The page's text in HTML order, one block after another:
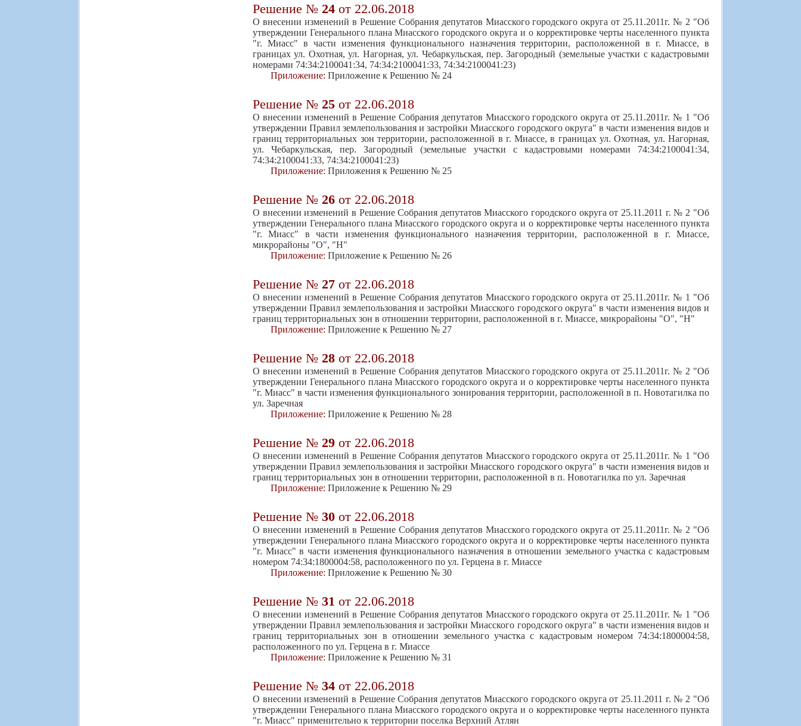
Решение № 24 от 22.06.2018
О внесении изменений в Решение Собрания депутатов Миасского городского округа от 25.11.2011г. № 2 "Об
утверждении Генерального плана Миасского городского округа и о корректировке черты населенного пункта
"г. Миасс" в части изменения функционального назначения территории, расположенной в г. Миассе, в
границах ул. Охотная, ул. Нагорная, ул. Чебаркульская, пер. Загородный (земельные участки с кадастровыми
номерами 74:34:2100041:34, 74:34:2100041:33, 74:34:2100041:23)
Приложение: Приложение к Решению № 24
Решение № 25 от 22.06.2018
О внесении изменений в Решение Собрания депутатов Миасского городского округа от 25.11.2011г. № 1 "Об
утверждении Правил землепользования и застройки Миасского городского округа" в части изменения видов и
границ территориальных зон территории, расположенной в г. Миассе, в границах ул. Охотная, ул. Нагорная,
ул. Чебаркульская, пер. Загородный (земельные участки с кадастровыми номерами 74:34:2100041:34,
74:34:2100041:33, 74:34:2100041:23)
Приложение: Приложения к Решению № 25
Решение № 26 от 22.06.2018
О внесении изменений в Решение Собрания депутатов Миасского городского округа от 25.11.2011 г. № 2 "Об
утверждении Генерального плана Миасского городского округа и о корректировке черты населенного пункта
"г. Миасс" в части изменения функционального назначения территории, расположенной в г. Миассе,
микрорайоны "О", "Н"
Приложение: Приложение к Решению № 26
Решение № 27 от 22.06.2018
О внесении изменений в Решение Собрания депутатов Миасского городского округа от 25.11.2011г. № 1 "Об
утверждении Правил землепользования и застройки Миасского городского округа" в части изменения видов и
границ территориальных зон в отношении территории, расположенной в г. Миассе, микрорайоны "О", "Н"
Приложение: Приложение к Решению № 27
Решение № 28 от 22.06.2018
О внесении изменений в Решение Собрания депутатов Миасского городского округа от 25.11.2011г. № 2 "Об
утверждении Генерального плана Миасского городского округа и о корректировке черты населенного пункта
"г. Миасс" в части изменения функционального зонирования территории, расположенной в п. Новотагилка по
ул. Заречная
Приложение: Приложение к Решению № 28
Решение № 29 от 22.06.2018
О внесении изменений в Решение Собрания депутатов Миасского городского округа от 25.11.2011г. № 1 "Об
утверждении Правил землепользования и застройки Миасского городского округа" в части изменения видов и
границ территориальных зон в отношении территории, расположенной в п. Новотагилка по ул. Заречная
Приложение: Приложение к Решению № 29
Решение № 30 от 22.06.2018
О внесении изменений в Решение Собрания депутатов Миасского городского округа от 25.11.2011г. № 2 "Об
утверждении Генерального плана Миасского городского округа и о корректировке черты населенного пункта
"г. Миасс" в части изменения функционального назначения в отношении земельного участка с кадастровым
номером 74:34:1800004:58, расположенного по ул. Герцена в г. Миассе
Приложение: Приложение к Решению № 30
Решение № 31 от 22.06.2018
О внесении изменений в Решение Собрания депутатов Миасского городского округа от 25.11.2011г. № 1 "Об
утверждении Правил землепользования и застройки Миасского городского округа" в части изменения видов и
границ территориальных зон в отношении земельного участка с кадастровым номером 74:34:1800004:58,
расположенного по ул. Герцена в г. Миассе
Приложение: Приложение к Решению № 31
Решение № 34 от 22.06.2018
О внесении изменений в Решение Собрания депутатов Миасского городского округа от 25.11.2011 г. № 2 "Об
утверждении Генерального плана Миасского городского округа и о корректировке черты населенного пункта
"г. Миасс" применительно к территории поселка Верхний Атлян